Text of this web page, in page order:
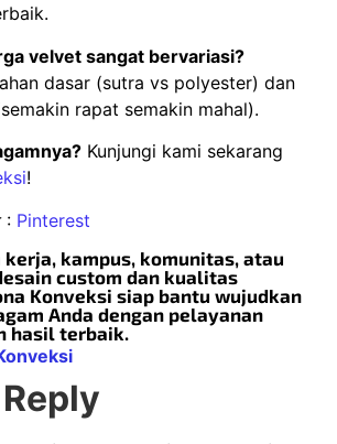
velvet sangat bervariasi?
dasar (sutra vs polyester) dan
rapat semakin mahal).
Kunjungi kami sekarang
!
: Pinterest
kerja, kampus, komunitas, atau
custom dan kualitas
Konveksi siap bantu wujudkan
Anda dengan pelayanan
hasil terbaik.